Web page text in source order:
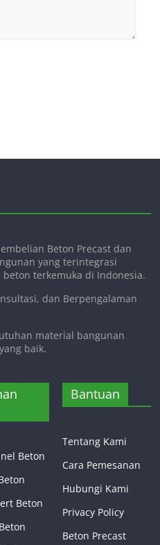
Beton Precast dan
yang terintegrasi
terkemuka di Indonesia.
dan Berpengalaman
material bangunan
baik.
Beton
Beton
Bantuan
Tentang Kami
Cara Pemesanan
Hubungi Kami
Privacy Policy
Beton Precast